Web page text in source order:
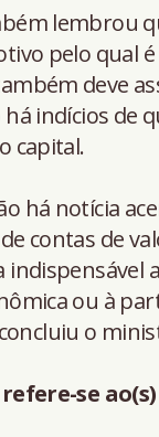
lembrou
pelo qual
deve
indícios de
capital.
há notícia
contas de
indispensável
ou à
o
se ao(s)